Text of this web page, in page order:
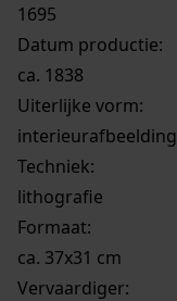
1695
Datum productie:
ca. 1838
Uiterlijke vorm:
interieurafbeelding
Techniek:
lithografie
Formaat:
ca. 37x31 cm
Vervaardiger: